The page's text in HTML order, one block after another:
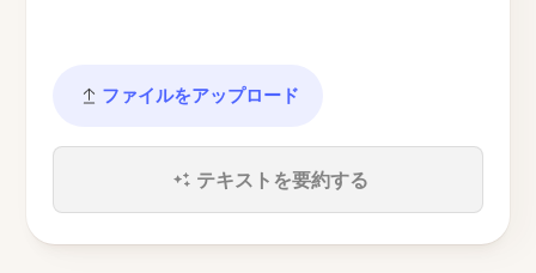
ファイルをアップロード
テキストを要約する